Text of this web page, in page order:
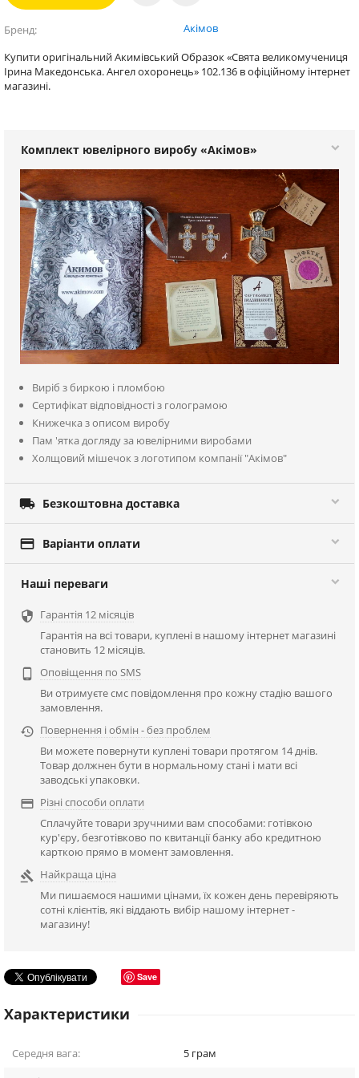
Бренд Акімов
Купити оригінальний Акимівський Образок «Свята великомучениця
Ірина Македонська. Ангел охоронець» 102.136 в офіційному інтернет
магазині.
Комплект ювелірного виробу «Акімов»
Виріб з биркою і пломбою
Сертифікат відповідності з голограмою
Книжечка з описом виробу
Пам 'ятка догляду за ювелірними виробами
Холщовий мішечок з логотипом компанії "Акімов"
 Безкоштовна доставка
 Варіанти оплати
Наші переваги
 Гарантія 12 місяців
Гарантія на всі товари, куплені в нашому інтернет магазині
становить 12 місяців.

Оповіщення по SMS
Ви отримуєте смс повідомлення про кожну стадію вашого
замовлення.
 Повернення і обмін - без проблем
Ви можете повернути куплені товари протягом 14 днів.
Товар должнен бути в нормальному стані і мати всі
заводські упаковки.
 Різні способи оплати
Сплачуйте товари зручними вам способами: готівкою
кур'єру, безготівково по квитанції банку або кредитною
карткою прямо в момент замовлення.
 Найкраща ціна
Ми пишаємося нашими цінами, їх кожен день перевіряють
сотні клієнтів, які віддають вибір нашому інтернет -
магазину!
Save
Характеристики
Середня вага: 5 грам